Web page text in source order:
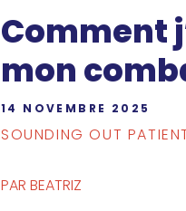
Comment
mon
14 NOVEMBRE 2025
SOUNDING OUT
PAR BEATRIZ